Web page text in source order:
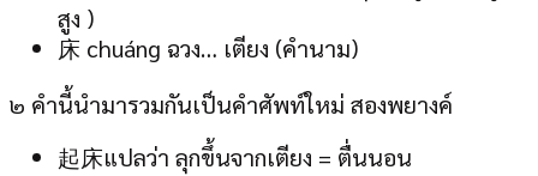
สูง )
床 chuáng ฉวง… เตียง (คำนาม)
๒ คำนี้นำมารวมกันเป็นคำศัพท์ใหม่ สองพยางค์
起床แปลว่า ลุกขึ้นจากเตียง = ตื่นนอน